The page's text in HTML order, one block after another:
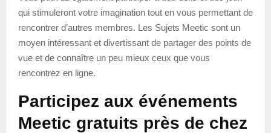
qui stimuleront votre imagination tout en vous permettant de
rencontrer d’autres membres. Les Sujets Meetic sont un
moyen intéressant et divertissant de partager des points de
vue et de connaître un peu mieux ceux que vous
rencontrez en ligne.
Participez aux événements
Meetic gratuits près de chez